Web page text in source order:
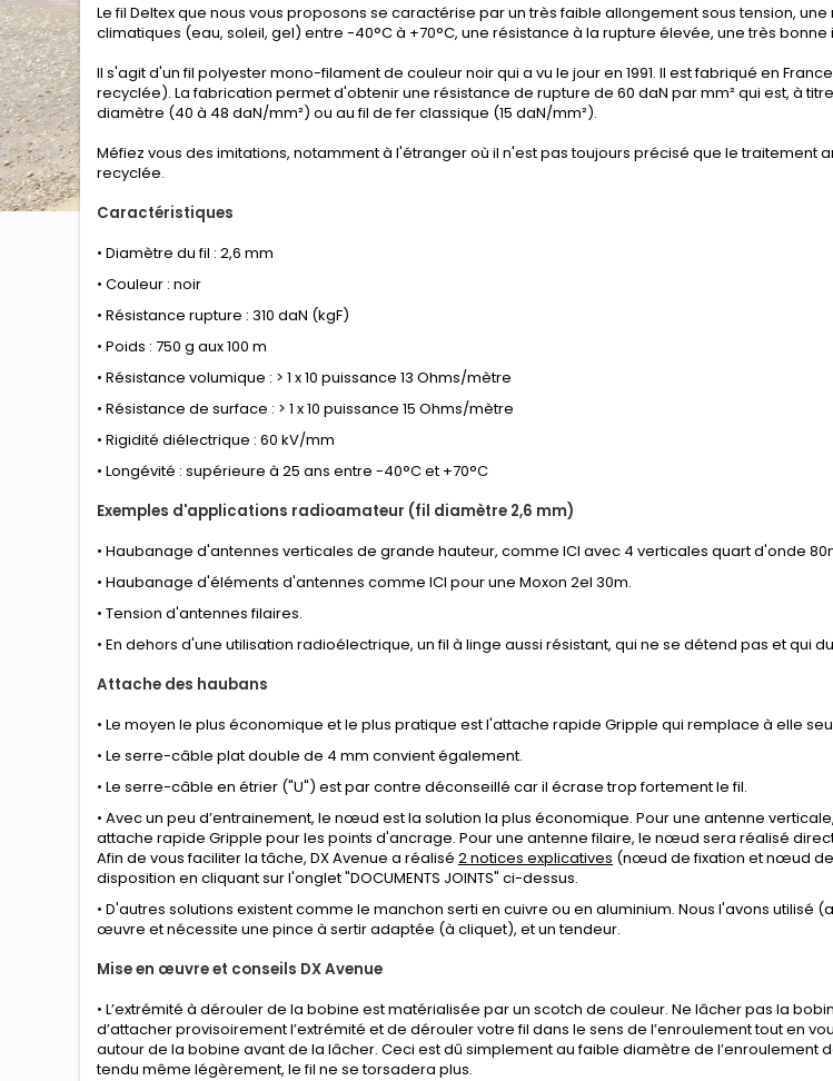
Le fil Deltex que nous vous proposons se caractérise par un très faible allongement sous tension,
climatiques (eau, soleil, gel) entre -40°C à +70°C, une résistance à la rupture élevée, une très
Il s'agit d'un fil polyester mono-filament de couleur noir qui a vu le jour en 1991. Il est fabriqué en
recyclée). La fabrication permet d'obtenir une résistance de rupture de 60 daN par mm² qui est, à
diamètre (40 à 48 daN/mm²) ou au fil de fer classique (15 daN/mm²).
Méfiez vous des imitations, notamment à l'étranger où il n'est pas toujours précisé que le
recyclée.
Caractéristiques
• Diamètre du fil : 2,6 mm
• Couleur : noir
• Résistance rupture : 310 daN (kgF)
• Poids : 750 g aux 100 m
• Résistance volumique : > 1 x 10 puissance 13 Ohms/mètre
• Résistance de surface : > 1 x 10 puissance 15 Ohms/mètre
• Rigidité diélectrique : 60 kV/mm
• Longévité : supérieure à 25 ans entre -40°C et +70°C
Exemples d'applications radioamateur (fil diamètre 2,6 mm)
• Haubanage d'antennes verticales de grande hauteur, comme ICI avec 4 verticales quart d'onde
• Haubanage d'éléments d'antennes comme ICI pour une Moxon 2el 30m.
• Tension d'antennes filaires.
• En dehors d'une utilisation radioélectrique, un fil à linge aussi résistant, qui ne se détend pas et qui
Attache des haubans
• Le moyen le plus économique et le plus pratique est l'attache rapide Gripple qui remplace à elle
• Le serre-câble plat double de 4 mm convient également.
• Le serre-câble en étrier ("U") est par contre déconseillé car il écrase trop fortement le fil.
• Avec un peu d’entrainement, le nœud est la solution la plus économique. Pour une antenne
attache rapide Gripple pour les points d'ancrage. Pour une antenne filaire, le nœud sera réalisé
Afin de vous faciliter la tâche, DX Avenue a réalisé 2 notices explicatives (nœud de fixation et nœud
disposition en cliquant sur l'onglet "DOCUMENTS JOINTS" ci-dessus.
• D'autres solutions existent comme le manchon serti en cuivre ou en aluminium. Nous l'avons
œuvre et nécessite une pince à sertir adaptée (à cliquet), et un tendeur.
Mise en œuvre et conseils DX Avenue
• L’extrémité à dérouler de la bobine est matérialisée par un scotch de couleur. Ne lâcher pas la
d’attacher provisoirement l’extrémité et de dérouler votre fil dans le sens de l’enroulement tout en
autour de la bobine avant de la lâcher. Ceci est dû simplement au faible diamètre de l’enroulement
tendu même légèrement, le fil ne se torsadera plus.